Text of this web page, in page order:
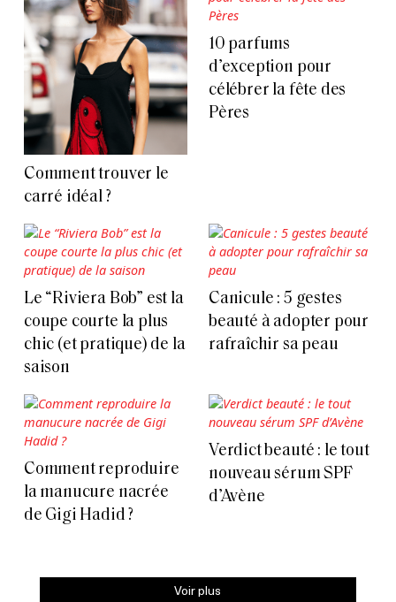
Comment trouver le
carré idéal ?
10 parfums
d’exception pour
célébrer la fête des
Pères
Le “Riviera Bob” est la
coupe courte la plus
chic (et pratique) de la
saison
Canicule : 5 gestes
beauté à adopter pour
rafraîchir sa peau
Comment reproduire
la manucure nacrée
de Gigi Hadid ?
Verdict beauté : le tout
nouveau sérum SPF
d’Avène
Voir plus